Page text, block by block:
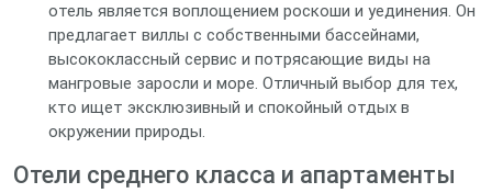
отель является воплощением роскоши и уединения. Он
предлагает виллы с собственными бассейнами,
высококлассный сервис и потрясающие виды на
мангровые заросли и море. Отличный выбор для тех,
кто ищет эксклюзивный и спокойный отдых в
окружении природы.
Отели среднего класса и апартаменты